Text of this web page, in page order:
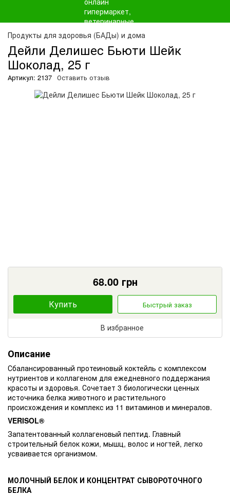
Продукты для здоровья (БАДы) и дома
Дейли Делишес Бьюти Шейк
Шоколад, 25 г
Артикул: 2137 Оставить отзыв
68.00грн
Купить Быстрый заказ
В избранное
Описание
Сбалансированный протеиновый коктейль с комплексом
нутриентов и коллагеном для ежедневного поддержания
красоты и здоровья. Сочетает 3 биологически ценных
источника белка животного и растительного
происхождения и комплекс из 11 витаминов и минералов.
VERISOL®
Запатентованный коллагеновый пептид. Главный
строительный белок кожи, мышц, волос и ногтей, легко
усваивается организмом.
МОЛОЧНЫЙ БЕЛОК И КОНЦЕНТРАТ СЫВОРОТОЧНОГО
БЕЛКА